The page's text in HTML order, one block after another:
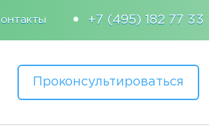
+7 (495) 182 77 33
Проконсультироваться